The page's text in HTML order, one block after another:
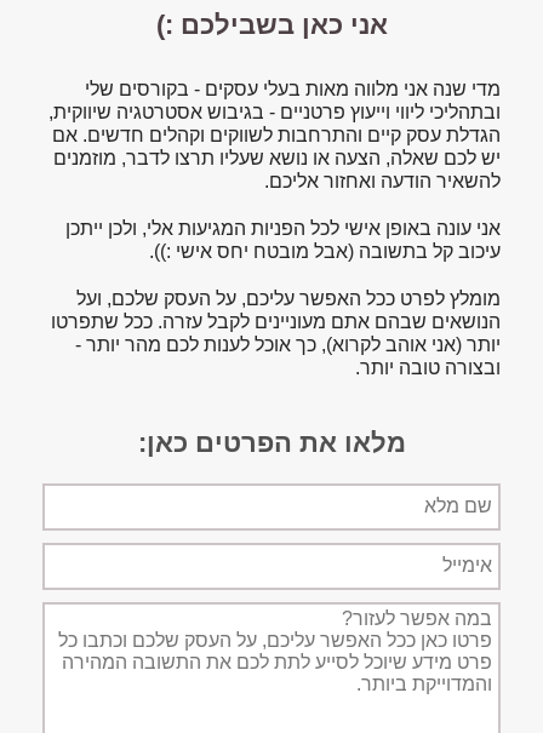
אני כאן בשבילכם :)
מדי שנה אני מלווה מאות בעלי עסקים - בקורסים שלי
ובתהליכי ליווי וייעוץ פרטניים - בגיבוש אסטרטגיה שיווקית,
הגדלת עסק קיים והתרחבות לשווקים וקהלים חדשים. אם
יש לכם שאלה, הצעה או נושא שעליו תרצו לדבר, מוזמנים
להשאיר הודעה ואחזור אליכם.
אני עונה באופן אישי לכל הפניות המגיעות אלי, ולכן ייתכן
עיכוב קל בתשובה (אבל מובטח יחס אישי :)).
מומלץ לפרט ככל האפשר עליכם, על העסק שלכם, ועל
הנושאים שבהם אתם מעוניינים לקבל עזרה. ככל שתפרטו
יותר (אני אוהב לקרוא), כך אוכל לענות לכם מהר יותר -
ובצורה טובה יותר.
מלאו את הפרטים כאן:
מלא
תיאור
הפניה